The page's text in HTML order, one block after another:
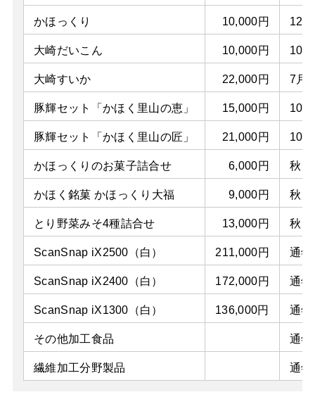
かほっくり 10,000円 12
大崎だいこん 10,000円 10月
大崎すいか 22,000円 7月
豚輝セット「かほく里山の恵」 15,000円 10
豚輝セット「かほく里山の匠」 21,000円 10
かほっくりのお菓子詰合せ 6,000円 秋～
かほく銘菓 かほっくり大福 9,000円 秋～
とり野菜みそ4種詰合せ 13,000円 秋～
ScanSnap iX2500（白） 211,000円 通年
ScanSnap iX2400（白） 172,000円 通年
ScanSnap iX1300（白） 136,000円 通年
その他加工食品 通年
繊維加工分野製品 通年